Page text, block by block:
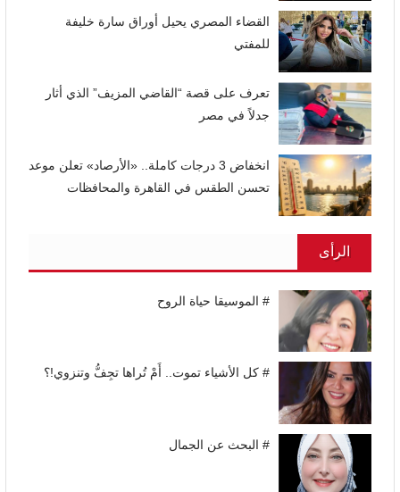
القضاء المصري يحيل أوراق سارة خليفة
للمفتي
تعرف على قصة “القاضي المزيف” الذي أثار
جدلاً في مصر
انخفاض 3 درجات كاملة.. «الأرصاد» تعلن موعد
تحسن الطقس في القاهرة والمحافظات
الرأى
# الموسيقا حياة الروح
# كل الأشياء تموت.. أَمْ تُراها تجِفُّ وتنزوي!؟
# البحث عن الجمال